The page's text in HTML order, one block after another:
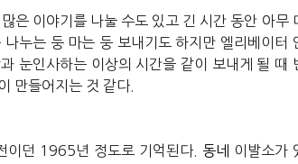
많은 이야기를 나눌 수도 있고 긴 시간 동안 아무
나누는 둥 마는 둥 보내기도 하지만 엘리베이터
눈인사하는 이상의 시간을 같이 보내게 될 때
만들어지는 것 같다.
이던 1965년 정도로 기억된다. 동네 이발소가